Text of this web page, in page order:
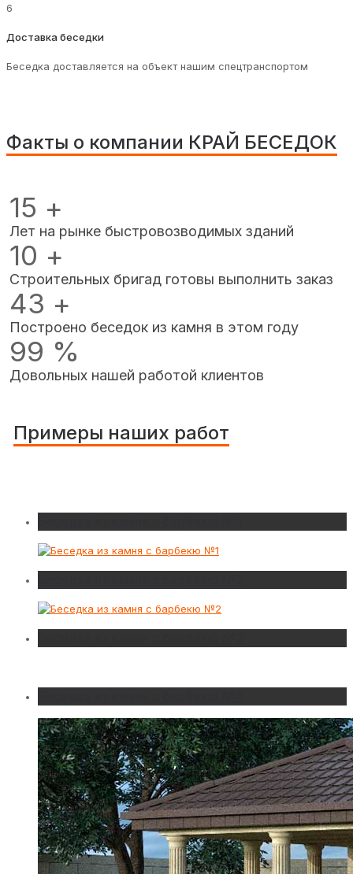
6
Доставка беседки
Беседка доставляется на объект нашим спецтранспортом
Факты о компании КРАЙ БЕСЕДОК
15 +
Лет на рынке быстровозводимых зданий
10 +
Строительных бригад готовы выполнить заказ
43 +
Построено беседок из камня в этом году
99 %
Довольных нашей работой клиентов
Примеры наших работ